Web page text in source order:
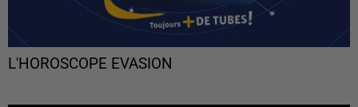
L'HOROSCOPE EVASION